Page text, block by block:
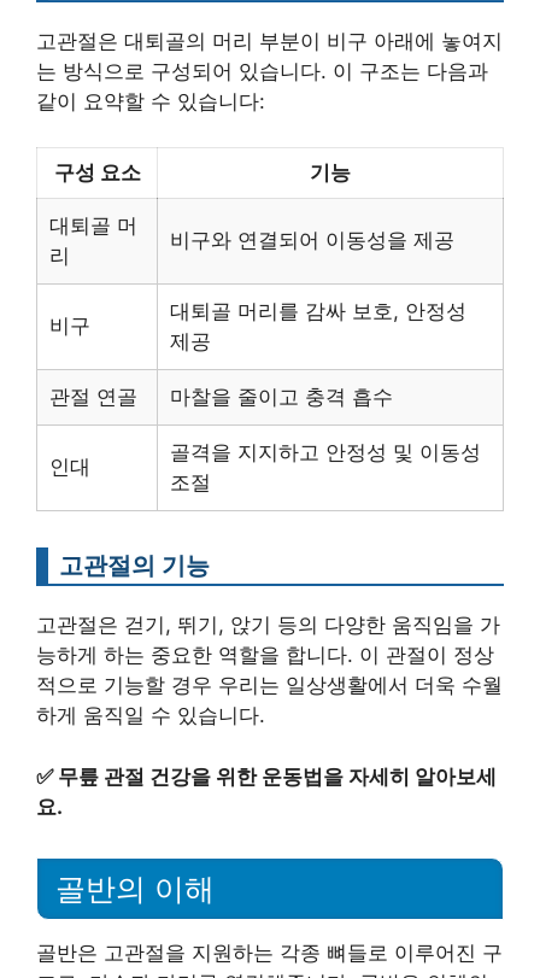
고관절은 대퇴골의 머리 부분이 비구 아래에 놓여지
는 방식으로 구성되어 있습니다. 이 구조는 다음과
같이 요약할 수 있습니다:
구성 요소 기능
대퇴골 머
리
비구와 연결되어 이동성을 제공
비구
대퇴골 머리를 감싸 보호, 안정성
제공
관절 연골 마찰을 줄이고 충격 흡수
인대
골격을 지지하고 안정성 및 이동성
조절
고관절의 기능
고관절은 걷기, 뛰기, 앉기 등의 다양한 움직임을 가
능하게 하는 중요한 역할을 합니다. 이 관절이 정상
적으로 기능할 경우 우리는 일상생활에서 더욱 수월
하게 움직일 수 있습니다.
✅ 무릎 관절 건강을 위한 운동법을 자세히 알아보세
요.
골반의 이해
골반은 고관절을 지원하는 각종 뼈들로 이루어진 구